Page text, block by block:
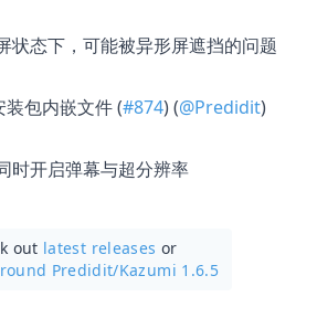
状态下，可能被异形屏遮挡的问题
包内嵌文件 (#874) (@Predidit)
时开启弹幕与超分辨率
out latest releases or
Predidit/Kazumi 1.6.5